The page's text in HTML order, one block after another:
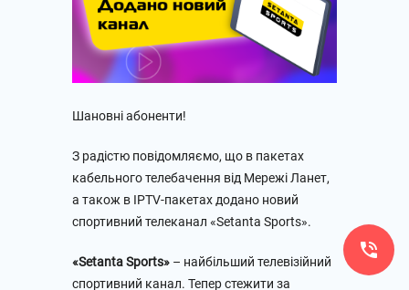
Шановні абоненти!
З радістю повідомляємо, що в пакетах
кабельного телебачення від Мережі Ланет,
а також в IPTV-пакетах додано новий
спортивний телеканал «Setanta Sports».
«Setanta Sports» – найбільший телевізійний
спортивний канал. Тепер стежити за